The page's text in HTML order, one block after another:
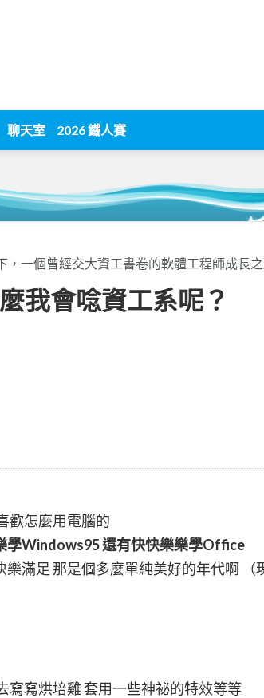
聊天室 2026 鐵人賽
，一個曾經交大資工書卷的軟體工程師成長
我會唸資工系呢？
歡怎麼用電腦的
學Windows95還有快快樂樂學Office
滿足 那是個多麼單純美好的年代啊 （
寫寫烘培雞 套用一些神祕的特效等等